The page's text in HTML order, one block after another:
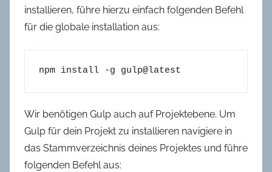
installieren, führe hierzu einfach folgenden Befehl
für die globale installation aus:
npm install -g gulp@latest
Wir benötigen Gulp auch auf Projektebene. Um
Gulp für dein Projekt zu installieren navigiere in
das Stammverzeichnis deines Projektes und führe
folgenden Befehl aus: